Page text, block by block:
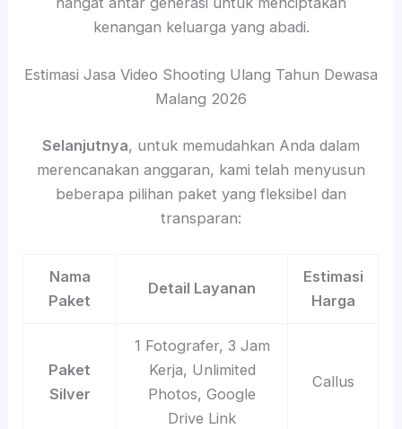
kenangan keluarga yang abadi.
Estimasi Jasa Video Shooting Ulang Tahun Dewasa
Malang 2026
Selanjutnya, untuk memudahkan Anda dalam
merencanakan anggaran, kami telah menyusun
beberapa pilihan paket yang fleksibel dan
transparan:
Nama
Paket
Detail Layanan
Estimasi
Harga
Paket
Silver
1 Fotografer, 3 Jam
Kerja, Unlimited
Photos, Google
Drive Link
Callus